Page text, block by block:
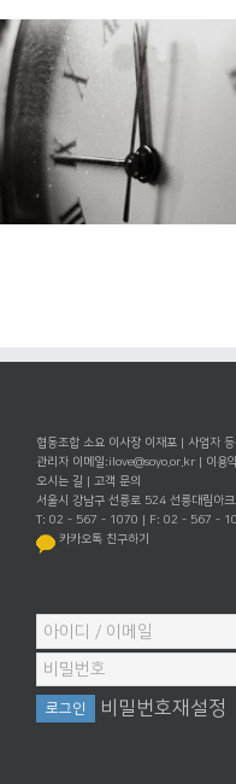
협동조합 소요 이사장 이재포 | 사업자
관리자 이메일:ilove@soyo.or.kr | 이용
오시는 길 | 고객 문의
서울시 강남구 선릉로 524 선릉대림아
T: 02 - 567 - 1070 | F: 02 - 567 -
카카오톡 친구하기
비밀번호재설정